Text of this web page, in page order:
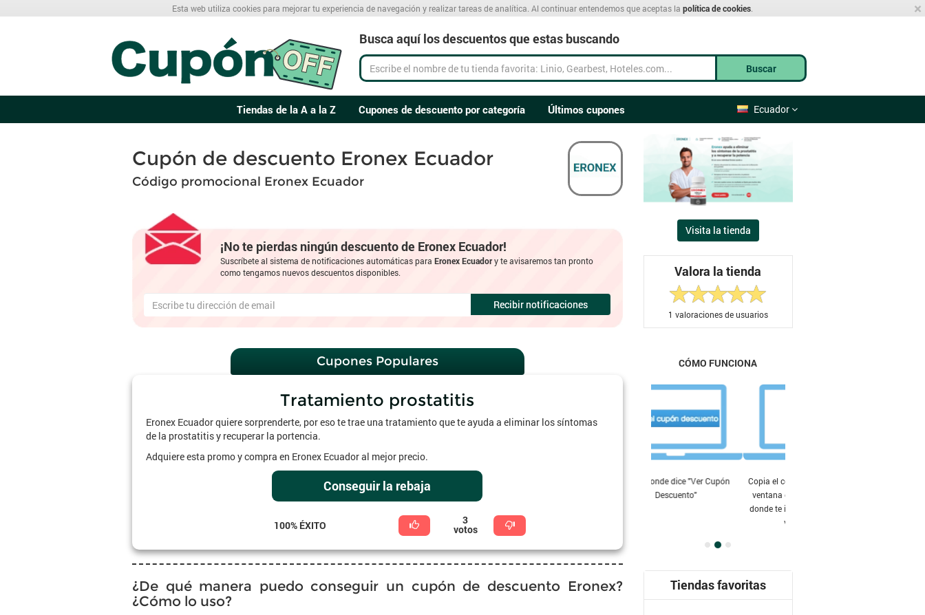
×
Esta web utiliza cookies para mejorar tu experiencia de navegación y realizar tareas de analítica. Al continuar entendemos que aceptas la política de cookies
Busca aquí los descuentos que estas buscando
Buscar
Ecuador
Tiendas de la A a la Z Cupones de descuento por categoría Últimos cupones
Cupón de descuento Eronex Ecuador
Código promocional Eronex Ecuador
¡No te pierdas ningún descuento de Eronex Ecuador!
Suscríbete al sistema de notificaciones automáticas paraEronex Ecuadory te avisaremos tan pronto
como tengamos nuevos descuentos disponibles.
Recibir notificaciones
Cupones Populares
Tratamiento prostatitis
Eronex Ecuador quiere sorprenderte, por eso te trae una tratamiento que te ayuda a eliminar los síntomas
de la prostatitis y recuperar la portencia.
Adquiere esta promo y compra en Eronex Ecuador al mejor precio.
Conseguir la rebaja
100% ÉXITO 3
votos
¿De qué manera puedo conseguir un cupón de descuento Eronex?
¿Cómo lo uso?
Visita la tienda
Valora la tienda
1 valoraciones de usuarios
CÓMO FUNCIONA
Copia el código que te muestra la
ventana emergente y pégalo en
donde te indique la tienda donde
Tiendas favoritas